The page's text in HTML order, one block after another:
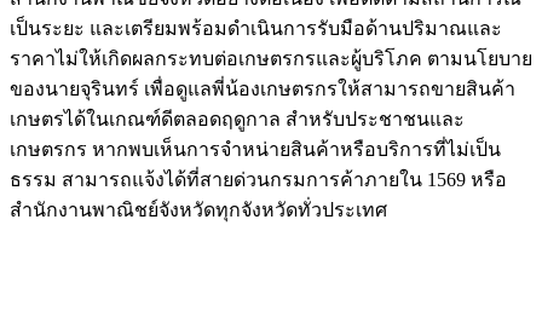
เป็นระยะ และเตรียมพร้อมดำเนินการรับมือด้านปริมาณและ
ราคาไม่ให้เกิดผลกระทบต่อเกษตรกรและผู้บริโภค ตามนโยบาย
ของนายจุรินทร์ เพื่อดูแลพี่น้องเกษตรกรให้สามารถขายสินค้า
เกษตรได้ในเกณฑ์ดีตลอดฤดูกาล สำหรับประชาชนและ
เกษตรกร หากพบเห็นการจำหน่ายสินค้าหรือบริการที่ไม่เป็น
ธรรม สามารถแจ้งได้ที่สายด่วนกรมการค้าภายใน 1569 หรือ
สำนักงานพาณิชย์จังหวัดทุกจังหวัดทั่วประเทศ